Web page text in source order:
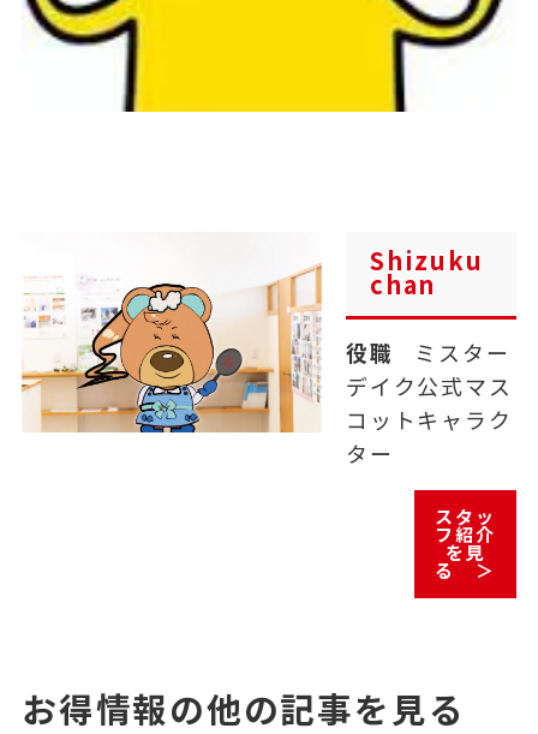
Shizuku
chan
役職
ミスター
デイク公式マス
コットキャラク
ター
スタッ
フ紹介
を見
る ＞
お得情報の他の記事を見る